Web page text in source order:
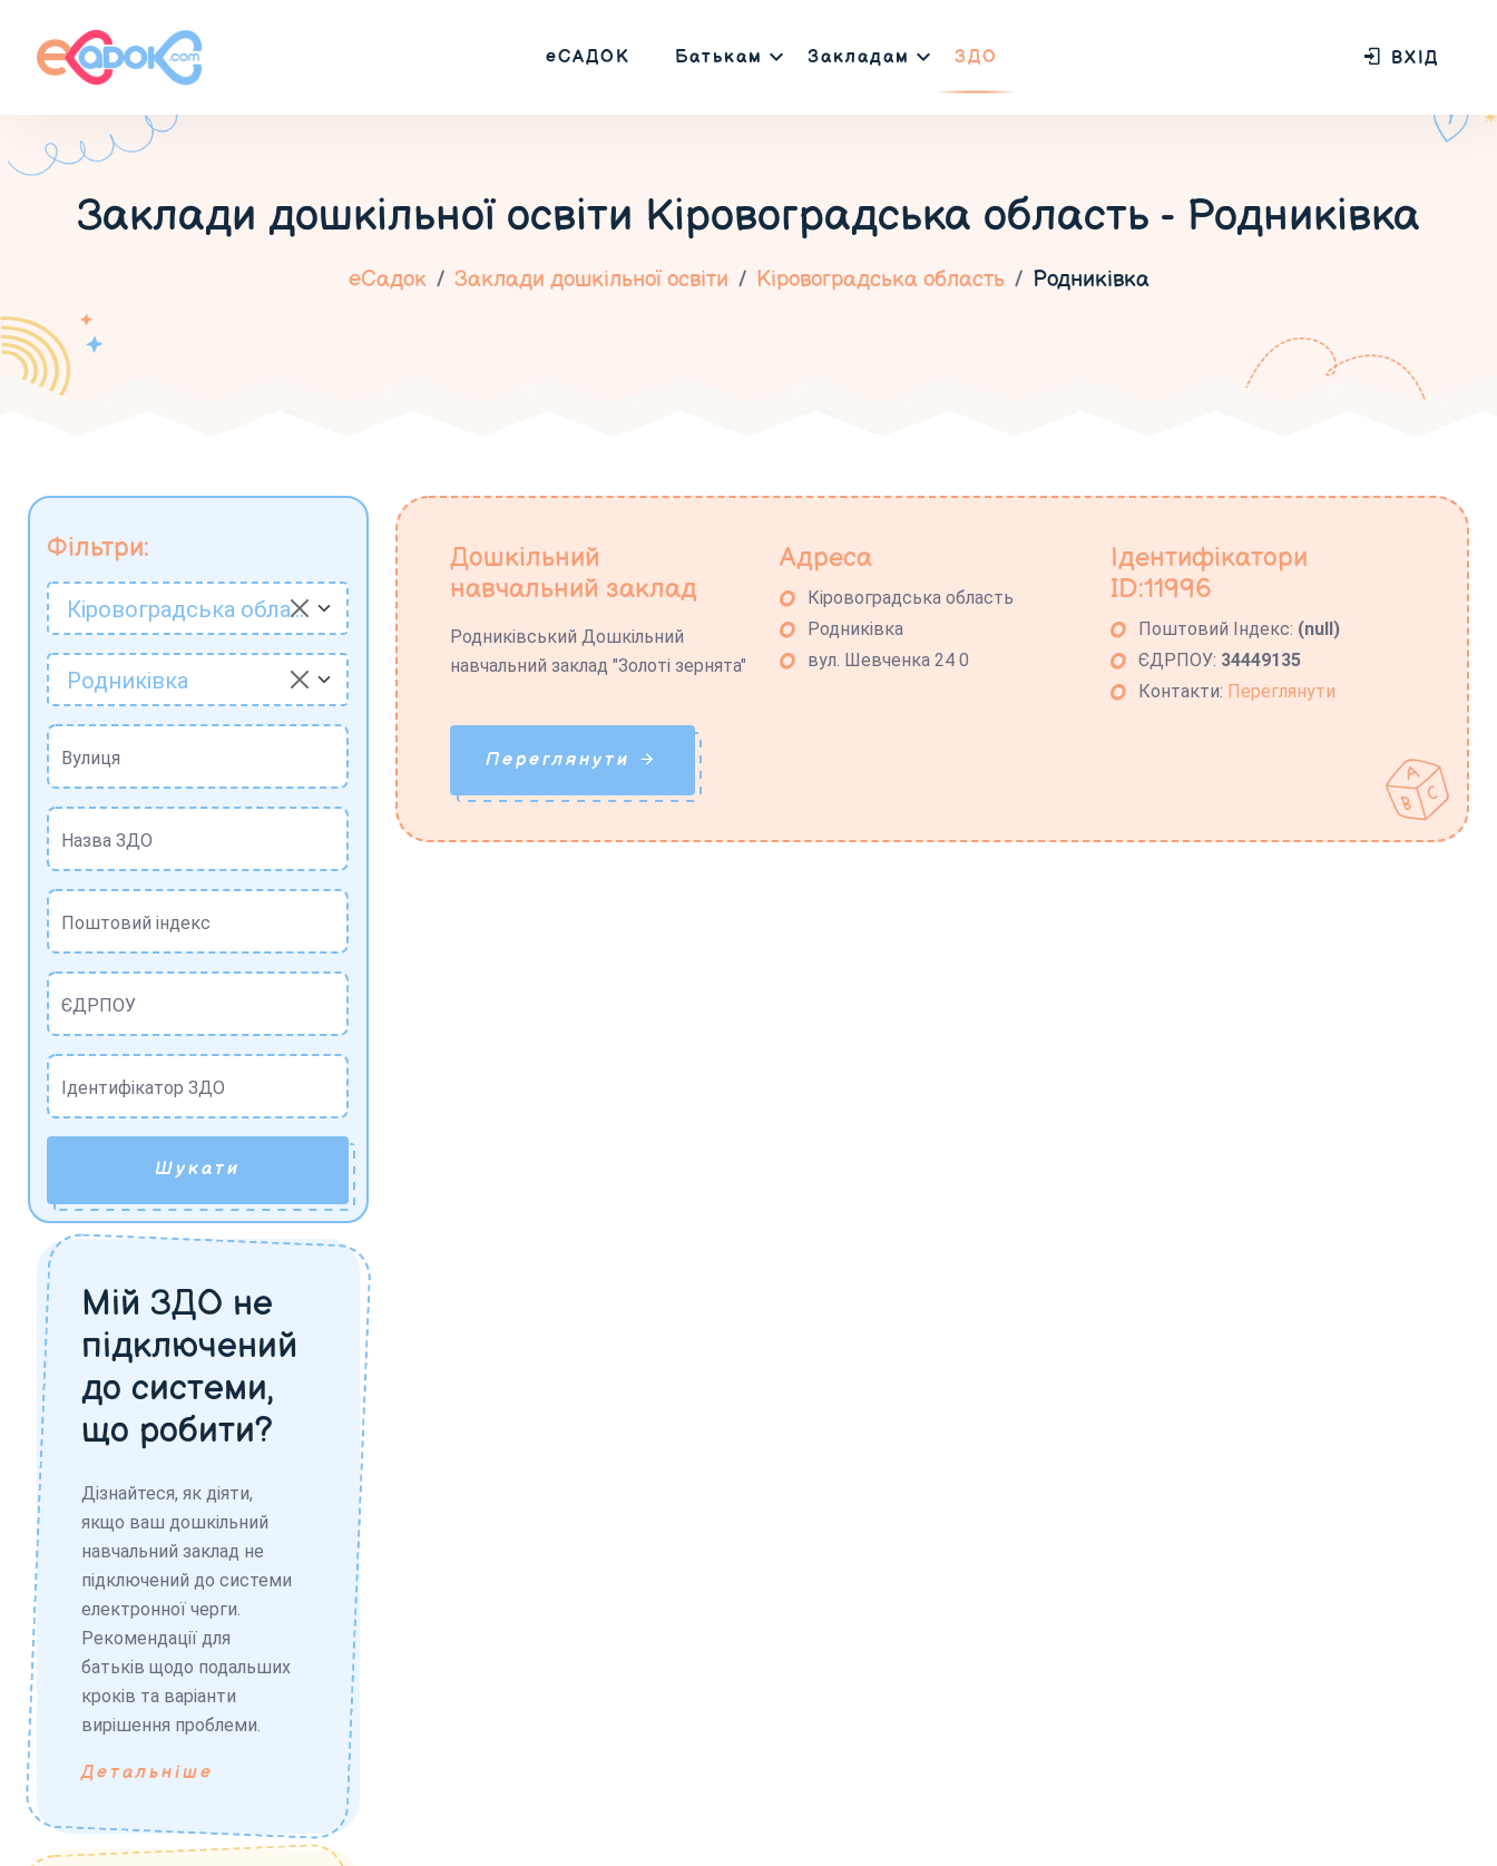
еСАДОК Батькам Закладам ЗДО ВХІД
Заклади дошкільної освіти Кіровоградська область - Родниківка
еСадок Заклади дошкільної освіти Кіровоградська область Родниківка
Фільтри:
Кіровоградська область
Родниківка
Вулиця
Назва ЗДО
Поштовий індекс
ЄДРПОУ
Ідентифікатор ЗДО
Шукати
Мій ЗДО не
підключений
до системи,
що робити?
Дізнайтеся, як діяти,
якщо ваш дошкільний
навчальний заклад не
підключений до системи
електронної черги.
Рекомендації для
батьків щодо подальших
кроків та варіанти
вирішення проблеми.
Детальніше
Дошкільний
навчальний заклад
Родниківський Дошкільний
навчальний заклад "Золоті зернята"
Адреса
Кіровоградська область
Родниківка
вул. Шевченка 24 0
Ідентифікатори
ID:11996
Поштовий Індекс: (null)
ЄДРПОУ: 34449135
Контакти: Переглянути
Переглянути